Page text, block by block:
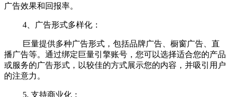
广告效果和回报率。
4、广告形式多样化：
巨量提供多种广告形式，包括品牌广告、橱窗广告、直
播广告等。通过绑定巨量引擎账号，您可以选择适合您的产品
或服务的广告形式，以较佳的方式展示您的内容，并吸引用户
的注意力。
5. 支持商业化：